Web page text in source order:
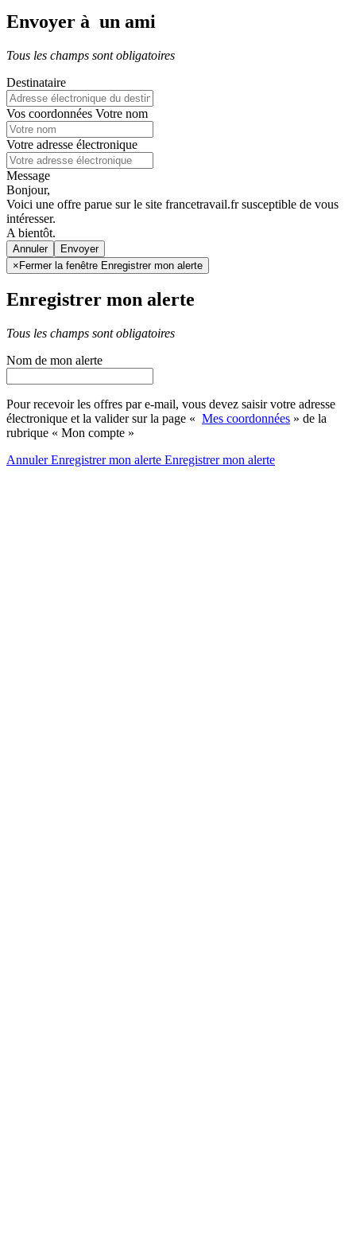
Envoyer à un ami
Tous les champs sont obligatoires
Destinataire
Vos coordonnées Votre nom
Votre adresse électronique
Message
Bonjour,
Voici une offre parue sur le site francetravail.fr susceptible de vous
intéresser.
A bientôt.
Annuler
×Fermer la fenêtre Enregistrer mon alerte
Enregistrer mon alerte
Tous les champs sont obligatoires
Nom de mon alerte
Pour recevoir les offres par e-mail, vous devez saisir votre adresse
électronique et la valider sur la page « Mes coordonnées » de la
rubrique « Mon compte »
AnnulerEnregistrer mon alerte Enregistrermon alerte